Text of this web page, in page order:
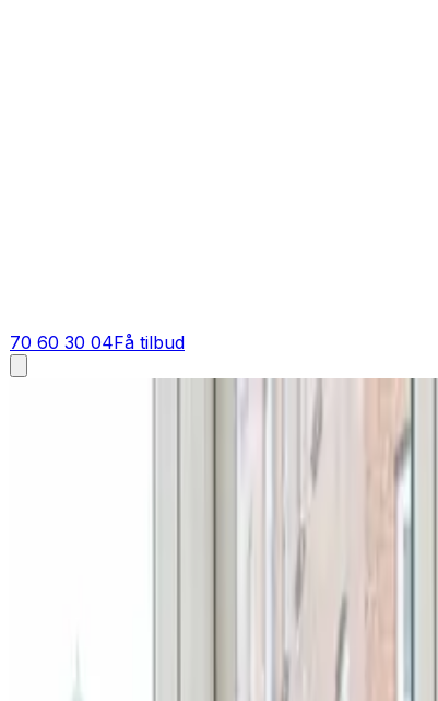
70 60 30 04Få tilbud
Møldrup
Vil du vide hvad ventilation koster i Møldrup?